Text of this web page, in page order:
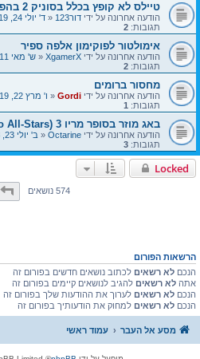
טיילס לא קופץ בכלל בסוניק 2 בהפעלה עם Kega Fusion
הודעה אחרונה על ידי דור123 «ד' יולי 24, 2019 8:55 am
תגובות: 2
אימולטור לפוקימון אלפה ספיר
הודעה אחרונה על ידי XgamerX
«ש' מאי 11, 2019 10:51 pm
תגובות: 2
מחסור ברומים
הודעה אחרונה על ידי Gordi
«ו' מרץ 22, 2019 10:43 pm
תגובות: 1
באג מוזר בסופר מריו 3 (Super Mario All-Stars) לסופר נינטנדו
הודעה אחרונה על ידי Octarine
«ב' יולי 23, 2018 9:13 pm
תגובות: 3
Locked
574 נושאיםדף1מתוך39
הרשאות הפורום
הנכם לא רשאיםלכתוב נושאים חדשים בפורום זה
אתהלא רשאיםלהגיב לנושאים קיימים בפורום זה
הנכם לא רשאיםלערוך את ההודעות שלך בפורום זה
הנכם לא רשאיםלמחוק את הודעותיך בפורום זה
מסע אל העבר עמוד ראשי